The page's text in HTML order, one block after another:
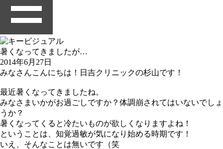
暑くなってきましたが…
2014年6月27日
みなさんこんにちは！日吉クリニックの杉山です！
最近暑くなってきましたね。
みなさまいかがお過ごしですか？体調崩されてはいないでしょ
うか？
暑くなってくると冷たいものが欲しくなりますよね！
ということは、知覚過敏が気になり始める時期です！
いえ、そんなことは無いです（笑